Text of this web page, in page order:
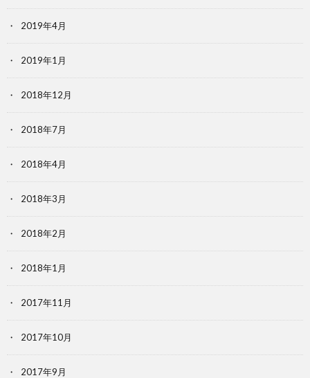
2019年4月
2019年1月
2018年12月
2018年7月
2018年4月
2018年3月
2018年2月
2018年1月
2017年11月
2017年10月
2017年9月